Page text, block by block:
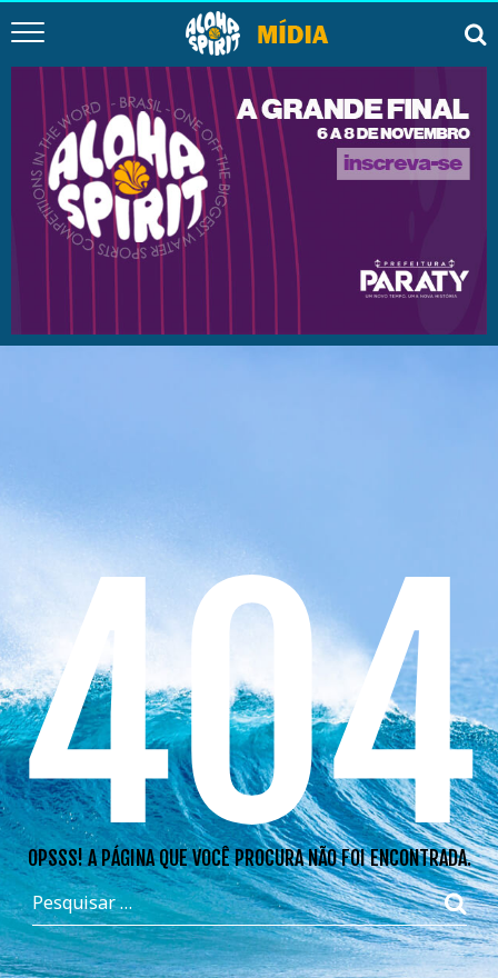
404
OPSSS! A PÁGINA QUE VOCÊ PROCURA NÃO FOI ENCONTRADA.